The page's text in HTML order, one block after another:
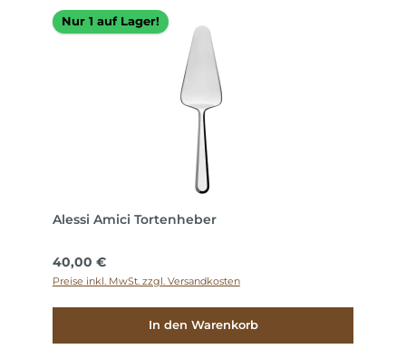
Nur 1 auf Lager!
Alessi Amici Tortenheber
Regulärer Preis:
40,00 €
Preise inkl. MwSt. zzgl. Versandkosten
In den Warenkorb